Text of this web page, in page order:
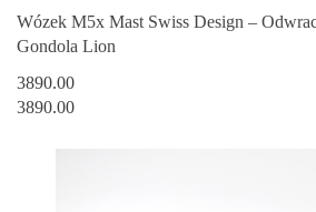
Wózek M5x Mast Swiss Design –
Gondola Lion
3890.00
3890.00